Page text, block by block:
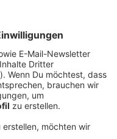
dasRichtfestfür